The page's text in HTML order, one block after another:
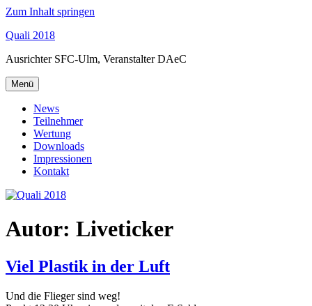
Zum Inhalt springen
Quali 2018
Ausrichter SFC-Ulm, Veranstalter DAeC
Menü
News
Teilnehmer
Wertung
Downloads
Impressionen
Kontakt
Autor: Liveticker
Viel Plastik in der Luft
Und die Flieger sind weg!